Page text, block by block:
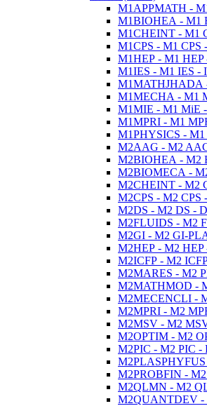
M1APPMATH -
M1BIOHEA - M1
M1CHEINT - M1
M1CPS - M1 CPS
M1HEP - M1 HEP
M1IES - M1 IES -
M1MATHJHADA -
M1MECHA - M1
M1MIE - M1 MiE -
M1MPRI - M1
M1PHYSICS - M1
M2AAG - M2
M2BIOHEA - M2
M2BIOMECA -
M2CHEINT - M2
M2CPS - M2 CPS
M2DS - M2 DS -
M2FLUIDS - M2
M2GI - M2 GI-
M2HEP - M2 HEP
M2ICFP - M2
M2MARES - M2
M2MATHMOD -
M2MECENCLI -
M2MPRI - M2
M2MSV - M2 MSV
M2OPTIM - M2
M2PIC - M2 PIC -
M2PLASPHYFUS
M2PROBFIN - M2
M2QLMN - M2
M2QUANTDEV -